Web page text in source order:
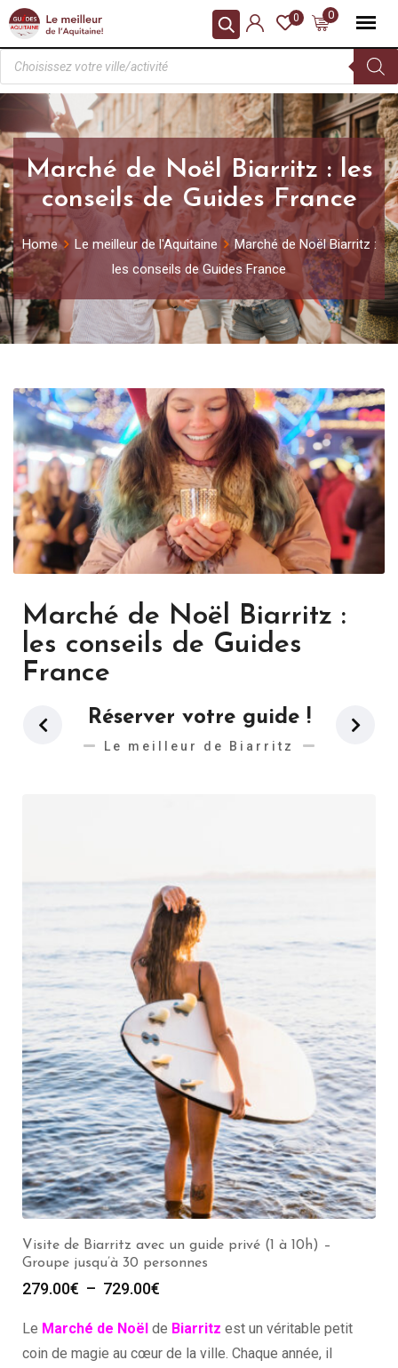
0
0
Marché de Noël Biarritz : les
conseils de Guides France
Home Le meilleur de l'Aquitaine
Marché de Noël Biarritz :
les conseils de Guides France
Marché de Noël Biarritz :
les conseils de Guides
France
Réserver votre guide !
Le meilleur de Biarritz
Visiter Biarritz avec un guide privé (2h) – Groupe de 1
à 30 personnes
3.00€
Le Marché de Noël de Biarritz est un véritable petit
coin de magie au cœur de la ville. Chaque année, il